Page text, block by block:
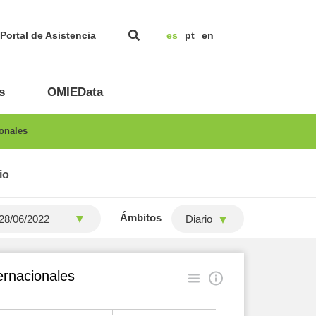
Portal de Asistencia es pt en
OMIEData
Ámbitos Diario